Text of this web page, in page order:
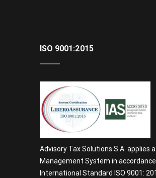
ISO 9001:2015
Advisory Tax Solutions S.A. applies
Management System in
International Standard ISO 9001: